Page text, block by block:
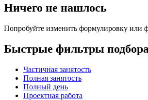
Ничего не нашлось
Попробуйте изменить формулировку или
Быстрые фильтры
Частичная занятость
Полная занятость
Полный день
Проектная работа